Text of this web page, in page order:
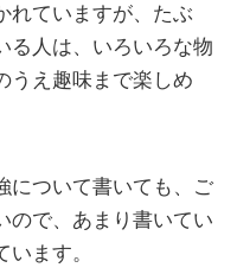
れていますが、たぶ
る人は、いろいろな物
うえ趣味まで楽しめ
について書いても、ご
ので、あまり書いてい
ます。